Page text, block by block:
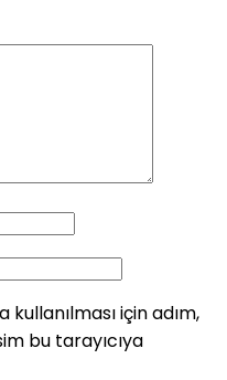
için adım,
bu tarayıcıya